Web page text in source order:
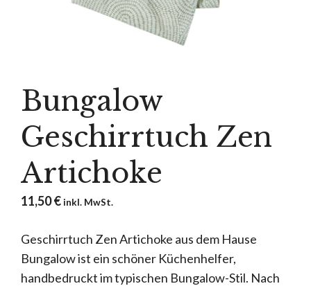
Bungalow
Geschirrtuch Zen
Artichoke
11,50€ inkl. MwSt.
Geschirrtuch Zen Artichoke aus dem Hause
Bungalow ist ein schöner Küchenhelfer,
handbedruckt im typischen Bungalow-Stil. Nach